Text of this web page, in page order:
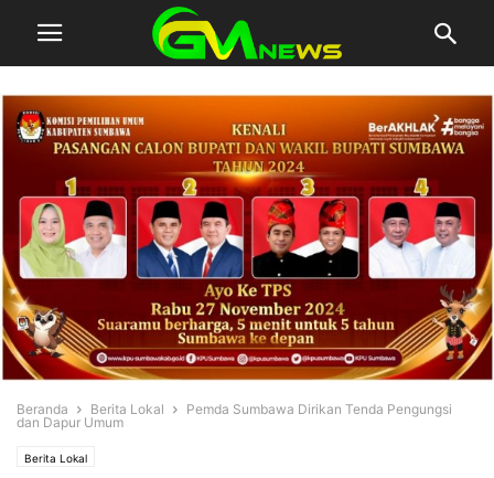
Beranda Berita Lokal
Pemda Sumbawa Dirikan Tenda Pengungsi
dan Dapur Umum
Berita Lokal